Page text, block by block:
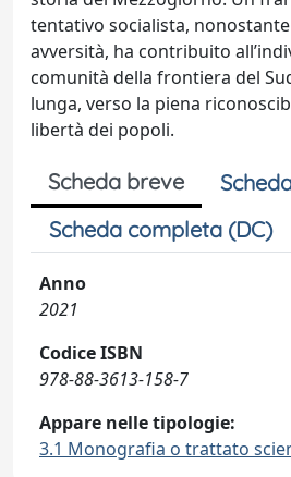
tentativo socialista,
avversità, ha contribuito
comunità della frontiera del
lunga, verso la piena
libertà dei popoli.
Scheda breve
Scheda completa (DC)
Anno
2021
Codice ISBN
978-88-3613-158-7
Appare nelle tipologie:
3.1 Monografia o trattato